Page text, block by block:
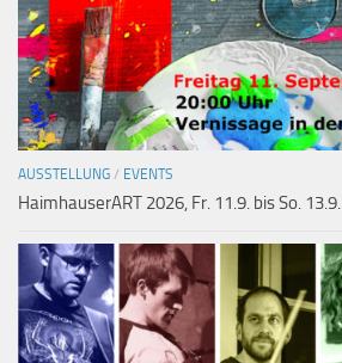
AUSSTELLUNG / EVENTS
HaimhauserART 2026, Fr. 11.9. bis So. 13.9.